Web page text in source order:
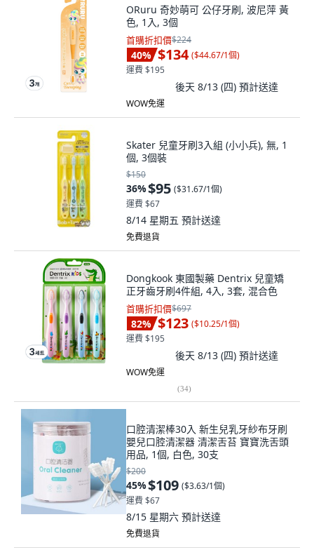
ORuru 奇妙萌可 公仔牙刷, 波尼萍 黃
色, 1入, 3個
首購折扣價$224
40% $134 ($44.67/1個)
運費 $195
後天 8/13 (四) 預計送達
WOW免運
Skater 兒童牙刷3入組 (小小兵), 無, 1
個, 3個裝
$150
36%$95 ($31.67/1個)
運費 $67
8/14 星期五 預計送達
免費退貨
Dongkook 東國製藥 Dentrix 兒童矯
正牙齒牙刷4件組, 4入, 3套, 混合色
首購折扣價$697
82% $123 ($10.25/1個)
運費 $195
後天 8/13 (四) 預計送達
WOW免運
(34)
口腔清潔棒30入 新生兒乳牙紗布牙刷
嬰兒口腔清潔器 清潔舌苔 寶寶洗舌頭
用品, 1個, 白色, 30支
$200
45%$109 ($3.63/1個)
運費 $67
8/15 星期六 預計送達
免費退貨